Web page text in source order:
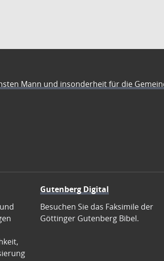
Mann und insonderheit für die
Gutenberg Digital
Besuchen Sie das Faksimile der
Göttinger Gutenberg Bibel.